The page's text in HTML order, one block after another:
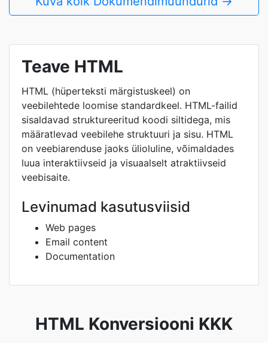
Teave HTML
HTML (hüperteksti märgistuskeel) on
veebilehtede loomise standardkeel. HTML-failid
sisaldavad struktureeritud koodi siltidega, mis
määratlevad veebilehe struktuuri ja sisu. HTML
on veebiarenduse jaoks ülioluline, võimaldades
luua interaktiivseid ja visuaalselt atraktiivseid
veebisaite.
Levinumad kasutusviisid
Web pages
Email content
Documentation
HTML Konversiooni KKK